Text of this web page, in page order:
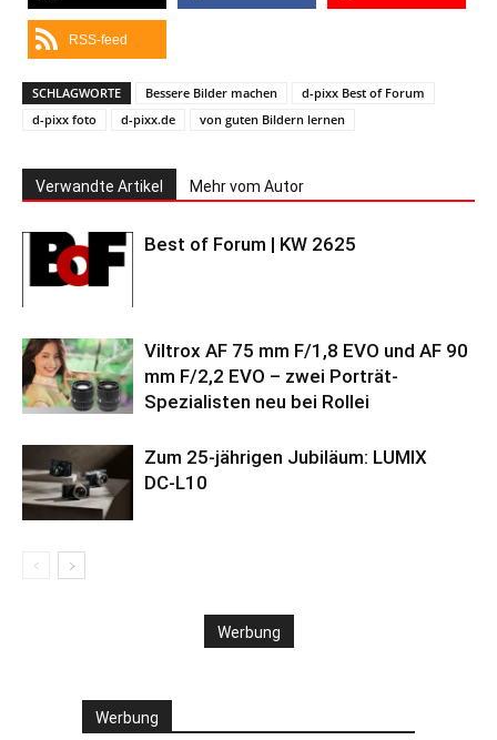
RSS-feed
SCHLAGWORTE Bessere Bilder machen
d-pixx Best of Forum
d-pixx foto
d-pixx.de von guten Bildern lernen
Verwandte Artikel Mehr vom Autor
Best of Forum | KW 2625
Viltrox AF 75 mm F/1,8 EVO und AF 90
mm F/2,2 EVO – zwei Porträt-
Spezialisten neu bei Rollei
Zum 25-jährigen Jubiläum: LUMIX
DC‑L10
Werbung
Werbung